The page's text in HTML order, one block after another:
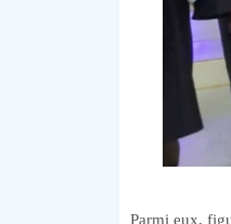
Parmi eux,